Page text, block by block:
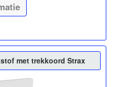
met trekkoord Strax